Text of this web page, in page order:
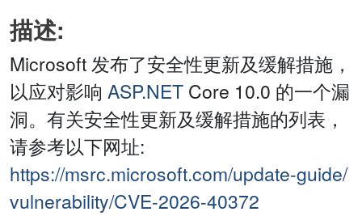
描述:
Microsoft 发布了安全性更新及缓解措施，
以应对影响 ASP.NET Core 10.0 的一个漏
洞。有关安全性更新及缓解措施的列表，
请参考以下网址:
https://msrc.microsoft.com/update-guide/
vulnerability/CVE-2026-40372